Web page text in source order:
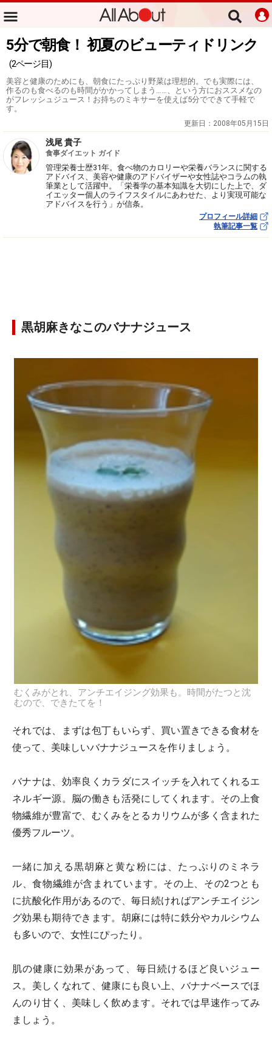
5分で朝食！ 初夏のビューティドリンク
(2ページ目)
美容と健康のためにも、朝食にたっぷり野菜は理想的。でも実際には、
作るのも食べるのも時間がかかってしまう……、という方におススメなの
がフレッシュジュース！お持ちのミキサーを使えば5分でできて手軽で
す。
更新日： 2008年05月15日
浅尾 貴子
食事ダイエット ガイド
管理栄養士歴31年。食べ物のカロリーや栄養バランスに関する
アドバイス、美容や健康のアドバイザーや女性誌やコラムの執
筆業として活躍中。「栄養学の基本知識を大切にした上で、ダ
イエッター個人のライフスタイルにあわせた、より実現可能な
アドバイスを行う」が信条。
プロフィール詳細
執筆記事一覧
黒胡麻きなこのバナナジュース
むくみがとれ、アンチエイジング効果も。時間がたつと沈
むので、できたてを！
それでは、まずは包丁もいらず、買い置きできる食材を
使って、美味しいバナナジュースを作りましょう。
バナナは、効率良くカラダにスイッチを入れてくれるエ
ネルギー源。脳の働きも活発にしてくれます。その上食
物繊維が豊富で、むくみをとるカリウムが多く含まれた
優秀フルーツ。
一緒に加える黒胡麻と黄な粉には、たっぷりのミネラ
ル、食物繊維が含まれています。その上、その2つとも
に抗酸化作用があるので、毎日続ければアンチエイジン
グ効果も期待できます。胡麻には特に鉄分やカルシウム
も多いので、女性にぴったり。
肌の健康に効果があって、毎日続けるほど良いジュー
ス。美しくなれて、健康にも良い上、バナナベースでほ
んのり甘く、美味しく飲めます。それでは早速作ってみ
ましょう。